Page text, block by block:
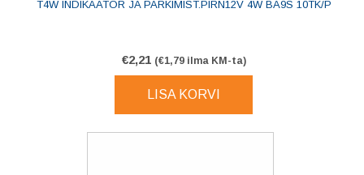
T4W INDIKAATOR JA PARKIMIST.PIRN12V 4W BA9S 10TK/P
€2,21 (€1,79ilma KM-ta)
LISA KORVI